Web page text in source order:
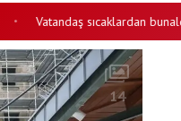
sıcaklardan bunaldı
14